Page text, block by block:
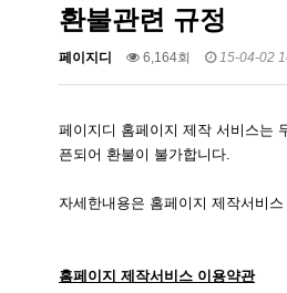
환불관련 규정
페이지디 6,164회 15-04-02
페이지디 홈페이지 제작 서비스는
픈되어 환불이 불가합니다.
자세한내용은 홈페이지 제작서비
홈페이지 제작서비스 이용약관